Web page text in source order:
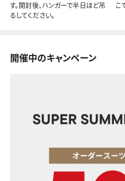
す。開封後、ハンガーで半日ほど吊
るしてください。
こ
開催中のキャンペーン